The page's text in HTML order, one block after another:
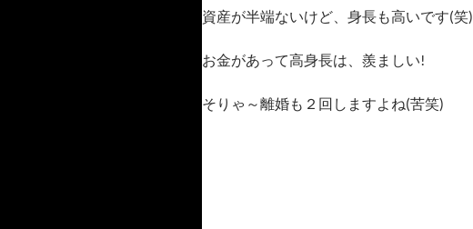
資産が半端ないけど、身長も高いです(笑)
お金があって高身長は、羨ましい!
そりゃ～離婚も２回しますよね(苦笑)